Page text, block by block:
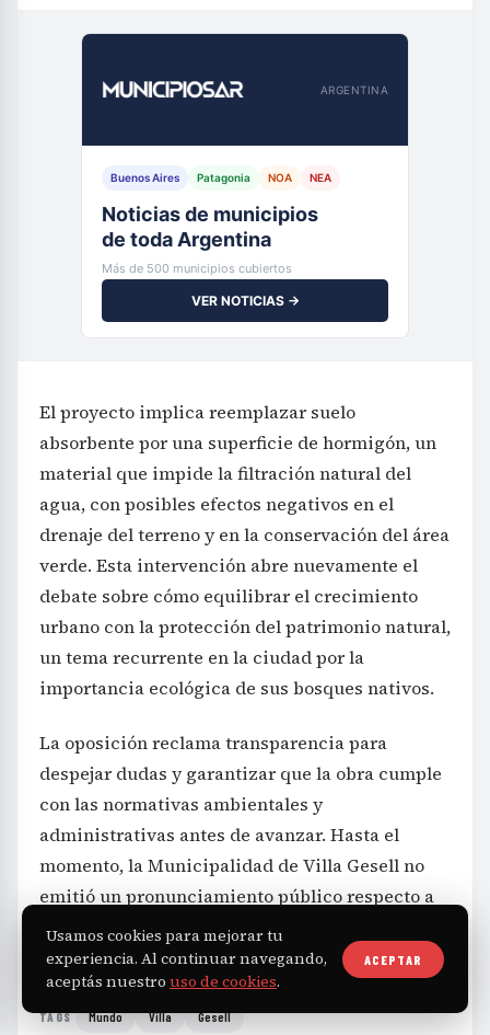
ARGENTINA
Buenos Aires Patagonia NOA NEA
Noticias de municipios
de toda Argentina
Más de 500 municipios cubiertos
VER NOTICIAS →
El proyecto implica reemplazar suelo
absorbente por una superficie de hormigón, un
material que impide la filtración natural del
agua, con posibles efectos negativos en el
drenaje del terreno y en la conservación del área
verde. Esta intervención abre nuevamente el
debate sobre cómo equilibrar el crecimiento
urbano con la protección del patrimonio natural,
un tema recurrente en la ciudad por la
importancia ecológica de sus bosques nativos.
La oposición reclama transparencia para
despejar dudas y garantizar que la obra cumple
con las normativas ambientales y
administrativas antes de avanzar. Hasta el
momento, la Municipalidad de Villa Gesell no
emitió un pronunciamiento público respecto a
las consultas planteadas sobre la obra.
TAGS Mundo Villa Gesell
Usamos cookies para mejorar tu
experiencia. Al continuar navegando,
aceptás nuestro uso de cookies.
ACEPTAR